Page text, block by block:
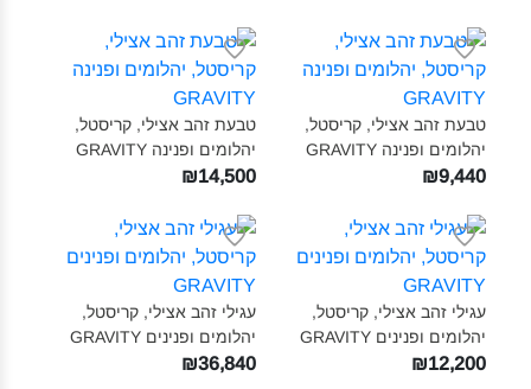
טבעת זהב אצילי, קריסטל,
יהלומים ופנינה GRAVITY‎
₪9,440
טבעת זהב אצילי, קריסטל,
יהלומים ופנינה GRAVITY‎
₪14,500
עגילי זהב אצילי, קריסטל,
יהלומים ופנינים GRAVITY‎
₪12,200
עגילי זהב אצילי, קריסטל,
יהלומים ופנינים GRAVITY‎
₪36,840